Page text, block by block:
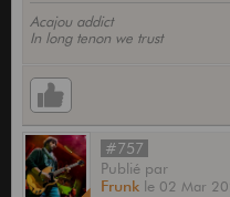
Acajou addict
In long tenon we trust
#757
Publié par
Frunk le 02 Mar